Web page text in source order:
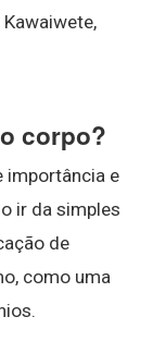
corpo?
importância e
ir da simples
de
como uma